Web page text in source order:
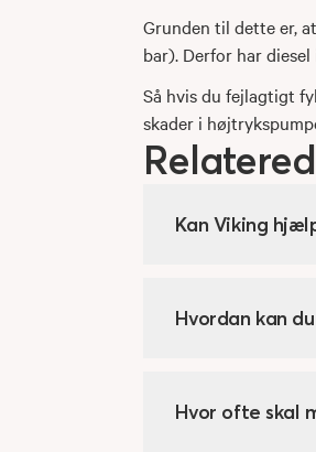
Grunden til dette er,
bar). Derfor har
Så hvis du fejlagtigt
skader i
Kan Viking
Hvordan kan
Hvor ofte skal